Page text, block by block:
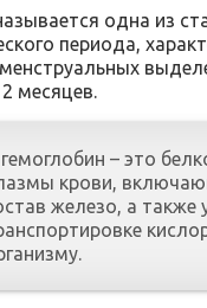
одна из
периода,
месяцев.
– это
крови,
железо, а также